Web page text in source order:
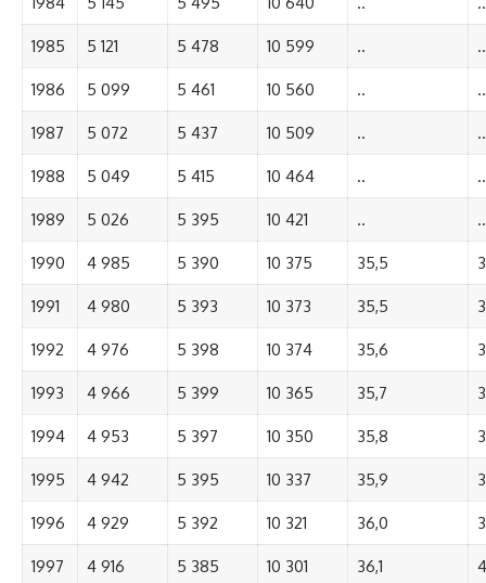
1985 5 121 5 478 10 599 .. ..
1986 5 099 5 461 10 560 .. ..
1987 5 072 5 437 10 509 .. ..
1988 5 049 5 415 10 464 .. ..
1989 5 026 5 395 10 421 .. ..
1990 4 985 5 390 10 375 35,5
1991 4 980 5 393 10 373 35,5
1992 4 976 5 398 10 374 35,6
1993 4 966 5 399 10 365 35,7
1994 4 953 5 397 10 350 35,8
1995 4 942 5 395 10 337 35,9
1996 4 929 5 392 10 321 36,0
1997 4 916 5 385 10 301 36,1